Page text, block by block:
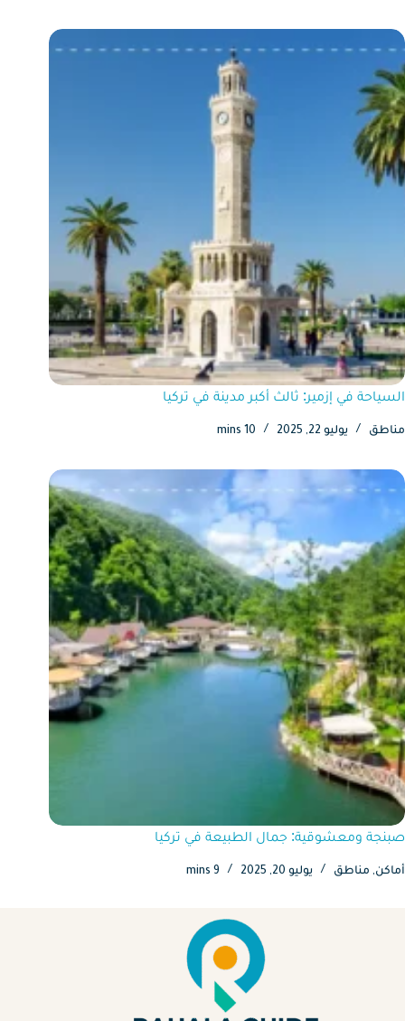
السياحة في إزمير: ثالث أكبر مدينة في تركيا
مناطق يوليو 22, 2025 10 mins
صبنجة ومعشوقية: جمال الطبيعة في تركيا
أماكن, مناطق يوليو 20, 2025 9 mins